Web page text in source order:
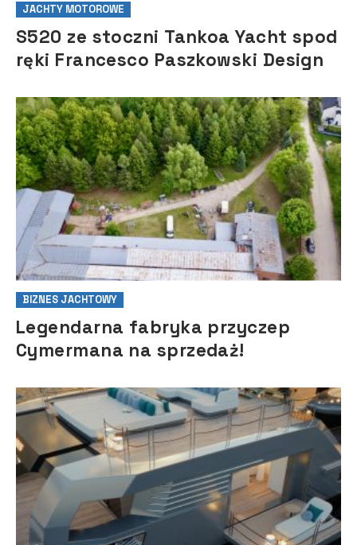
JACHTY MOTOROWE
S520 ze stoczni Tankoa Yacht spod
ręki Francesco Paszkowski Design
BIZNES JACHTOWY
Legendarna fabryka przyczep
Cymermana na sprzedaż!